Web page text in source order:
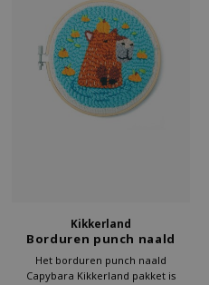
Kikkerland
Borduren punch naald
Capybara
Het borduren punch naald
Capybara Kikkerland pakket is